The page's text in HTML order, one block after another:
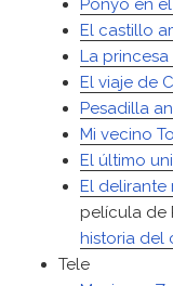
Ponyo en
El castillo
La
El viaje de
Pesadilla
Mi vecino
El último
El delirante
película de
historia del
Tele